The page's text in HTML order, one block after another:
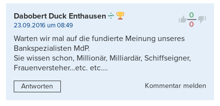
0
0
Dabobert Duck Enthausen
23.09.2016 um 08:49
Warten wir mal auf die fundierte Meinung unseres
Bankspezialisten MdP.
Sie wissen schon, Millionär, Milliardär, Schiffseigner,
Frauenversteher…etc. etc….
Antworten Kommentar melden